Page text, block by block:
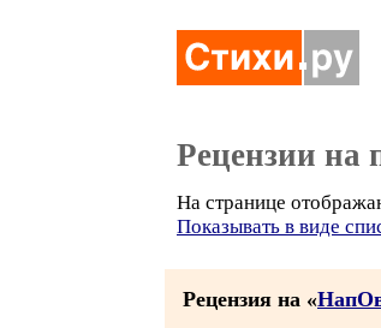
Рецензии на
На странице
Показывать в виде
Рецензия на «